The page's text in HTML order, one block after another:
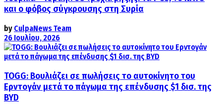
και ο φόβος σύγκρουσης στη Συρία
by CulpaNews Team
26 Ιουλίου, 2026
TOGG: Βουλιάζει σε πωλήσεις το αυτοκίνητο του
Ερντογάν μετά το πάγωμα της επένδυσης $1 δισ. της
BYD